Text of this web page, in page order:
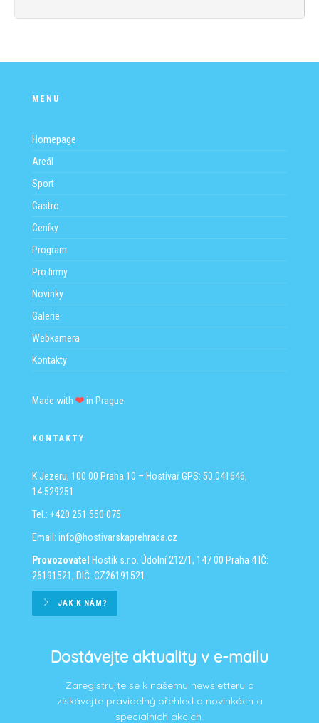
MENU
Homepage
Areál
Sport
Gastro
Ceníky
Program
Pro firmy
Novinky
Galerie
Webkamera
Kontakty
Made with in Prague.
KONTAKTY
K Jezeru, 100 00 Praha 10 – HostivařGPS: 50.041646,
14.529251
Tel.: +420 251 550 075
Email: info@hostivarskaprehrada.cz
Provozovatel Hostik s.r.o. Údolní 212/1, 147 00 Praha 4IČ:
26191521, DIČ: CZ26191521
JAK K NÁM?
Dostávejte aktuality v e-mailu
Zaregistrujte se k našemu newsletteru a
získávejte pravidelný přehled o novinkách a
speciálních akcích.